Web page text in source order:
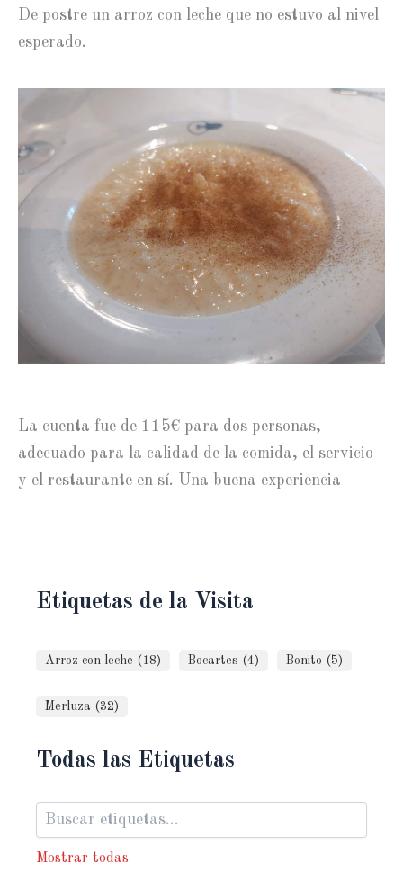
De postre un arroz con leche que no estuvo al nivel
esperado.
La cuenta fue de 115€ para dos personas,
adecuado para la calidad de la comida, el servicio
y el restaurante en sí. Una buena experiencia
Etiquetas de la Visita
Arroz con leche (18) Bocartes (4) Bonito (5)
Merluza (32)
Todas las Etiquetas
Mostrar todas